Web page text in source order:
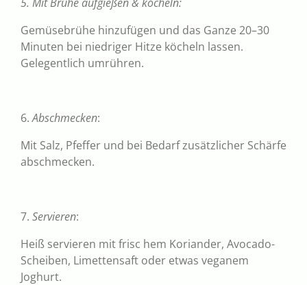
Gemüsebrühe hinzufügen und das Ganze 20–30
Minuten bei niedriger Hitze köcheln lassen.
Gelegentlich umrühren.
6.Abschmecken:
Mit Salz, Pfeffer und bei Bedarf zusätzlicher Schärfe
abschmecken.
7. Servieren:
Heiß servieren mit frisc hem Koriander, Avocado-
Scheiben, Limettensaft oder etwas veganem
Joghurt.